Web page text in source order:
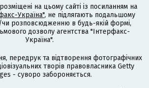
на цьому сайті із посиланням на
Україна", не підлягають подальшому
чи розповсюдженню в будь-якій формі,
дозволу агентства "Інтерфакс-
Україна".
передрук та відтворення фотографічних
творів правовласника Getty
- суворо забороняється.